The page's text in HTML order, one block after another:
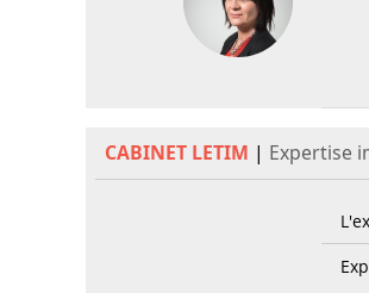
CABINET LETIM | Expertise